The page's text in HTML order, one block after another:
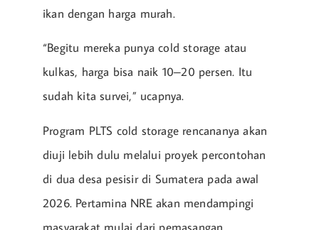
ikan dengan harga murah.
“Begitu mereka punya cold storage atau
kulkas, harga bisa naik 10–20 persen. Itu
sudah kita survei,” ucapnya.
Program PLTS cold storage rencananya akan
diuji lebih dulu melalui proyek percontohan
di dua desa pesisir di Sumatera pada awal
2026. Pertamina NRE akan mendampingi
masyarakat mulai dari pemasangan,